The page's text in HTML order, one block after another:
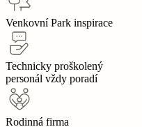
Venkovní Park inspirace
Technicky proškolený
personál vždy poradí
Rodinná firma